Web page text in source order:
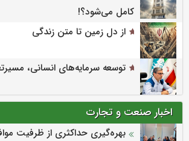
کامل می‌شود؟!
از دل زمین تا متن زندگی
توسعه سرمایه‌های انسانی،
اخبار صنعت و تجارت
بهره‌گیری حداکثری از ظرفیت